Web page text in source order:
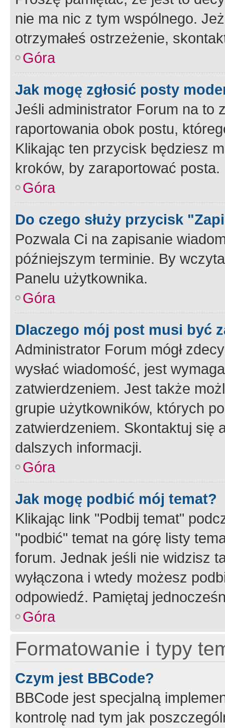
nie ma nic z tym wspólnego.
otrzymałeś ostrzeżenie,
Góra
Jak mogę zgłosić posty
Jeśli administrator Forum na to
raportowania obok postu,
Klikając ten przycisk będziesz
kroków, by zaraportować posta.
Góra
Do czego służy przycisk
Pozwala Ci na zapisanie
późniejszym terminie. By
Panelu użytkownika.
Góra
Dlaczego mój post musi być
Administrator Forum mógł
wysłać wiadomość, jest
zatwierdzeniem. Jest także
grupie użytkowników, których
zatwierdzeniem. Skontaktuj się
dalszych informacji.
Góra
Jak mogę podbić mój temat?
Klikając link "Podbij temat"
"podbić" temat na górę listy
forum. Jednak jeśli nie widzisz
wyłączona i wtedy możesz
odpowiedź. Pamiętaj
Góra
Formatowanie i typy
Czym jest BBCode?
BBCode jest specjalną
kontrolę nad tym jak